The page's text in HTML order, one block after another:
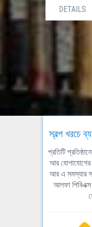
DETAILS
স্বল্প খরচে
প্রতিটি
আর
আর এ সমস্যার
আলফা পিবিএক্স